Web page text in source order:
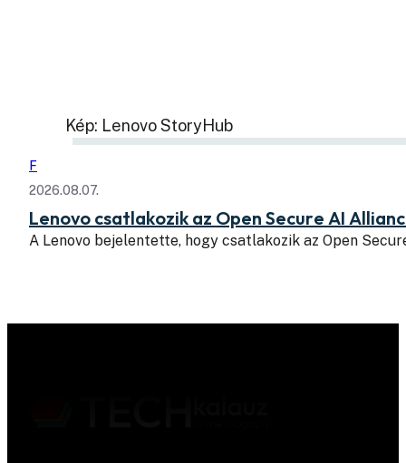
Kép: Lenovo StoryHub
F
2026.08.07.
Lenovo csatlakozik az Open Secure AI
A Lenovo bejelentette, hogy csatlakozik az Open